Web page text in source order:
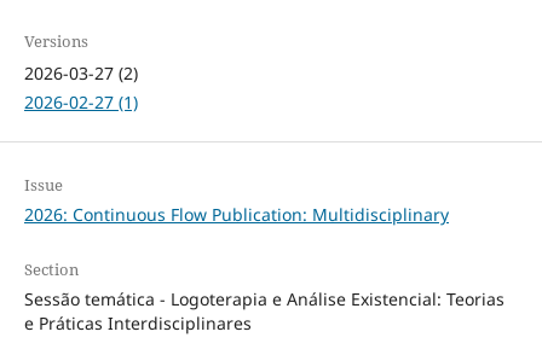
Versions
2026-03-27 (2)
2026-02-27 (1)
Issue
2026: Continuous Flow Publication: Multidisciplinary
Section
Sessão temática - Logoterapia e Análise Existencial: Teorias
e Práticas Interdisciplinares